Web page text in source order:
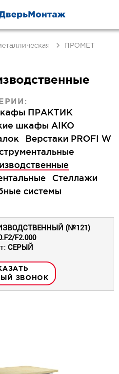
ПРОМЕТ
ПРАКТИК
шкафы AIKO
Верстаки PROFI W
Стеллажи
системы
(№121)
F2.000
СЕРЫЙ
ЗВОНОК